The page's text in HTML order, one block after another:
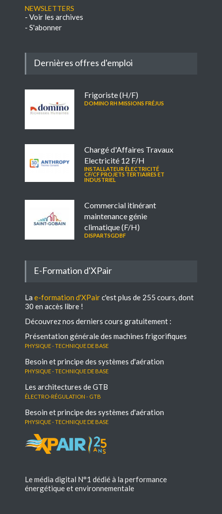
NEWSLETTERS
- Voir les archives
- S'abonner
Dernières offres d'emploi
Frigoriste (H/F)
DOMINO RH MISSIONS FRÉJUS
Chargé d'Affaires Travaux
Electricité 12 F/H
INSTALLATEUR ÉLECTRICITÉ
CF/CF PROJETS TERTIAIRES ET
INDUSTRIEL
Commercial itinérant
maintenance génie
climatique (F/H)
DISPARTSGDBF
E-Formation d'XPair
La e-formation d'XPairc'est plus de 255 cours, dont
30 en accès libre !
Découvrez nos derniers cours gratuitement :
Présentation générale des machines frigorifiques
Physique - Technique de base
Besoin et principe des systèmes d'aération
Physique - Technique de base
Les architectures de GTB
électro-régulation - GTB
Besoin et principe des systèmes d'aération
Physique - Technique de base
Le média digital N°1 dédié à la performance
énergétique et environnementale